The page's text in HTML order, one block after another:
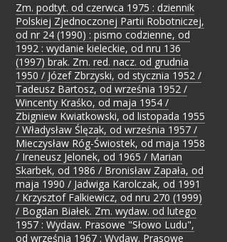
Zm. podtyt. od czerwca 1975 : dziennik
Polskiej Zjednoczonej Partii Robotniczej,
od nr 24 (1990) : pismo codzienne, od
1992 : wydanie kieleckie, od nru 136
(1997) brak. Zm. red. nacz. od grudnia
1950 / Józef Zbrzyski, od stycznia 1952 /
Tadeusz Bartosz, od września 1952 /
Wincenty Kraśko, od maja 1954 /
Zbigniew Kwiatkowski, od listopada 1955
/ Władysław Ślęzak, od września 1957 /
Mieczysław Róg-Świostek, od maja 1958
/ Ireneusz Jelonek, od 1965 / Marian
Skarbek, od 1986 / Bronisław Zapała, od
maja 1990 / Jadwiga Karolczak, od 1991
/ Krzysztof Falkiewicz, od nru 270 (1999)
/ Bogdan Białek. Zm. wydaw. od lutego
1957 : Wydaw. Prasowe "Słowo Ludu",
od września 1967 : Wydaw. Prasowe